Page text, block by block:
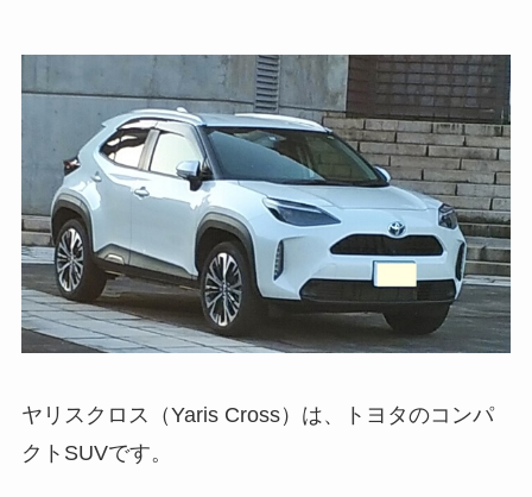
ヤリスクロス（Yaris Cross）は、トヨタのコンパ
クトSUVです。